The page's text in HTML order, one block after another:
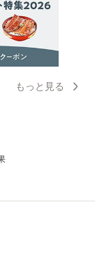
もっと見る